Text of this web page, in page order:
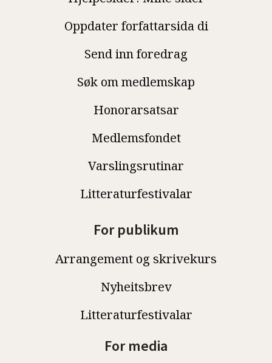
Oppdater forfattarsida di
Send inn foredrag
Søk om medlemskap
Honorarsatsar
Medlemsfondet
Varslingsrutinar
Litteraturfestivalar
For publikum
Arrangement og skrivekurs
Nyheitsbrev
Litteraturfestivalar
For media